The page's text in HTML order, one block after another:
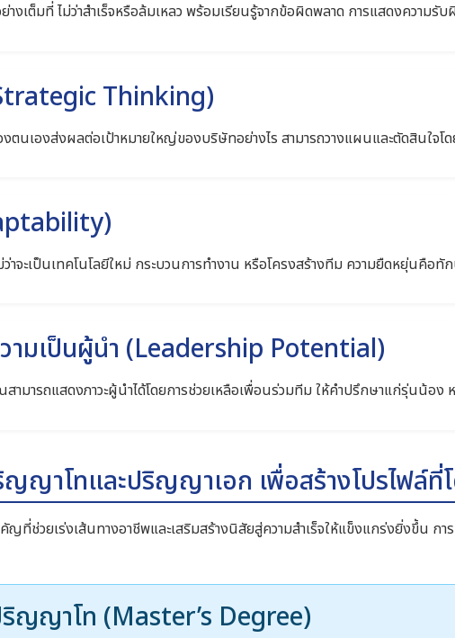
เต็มที่ ไม่ว่าสำเร็จหรือล้มเหลว พร้อมเรียนรู้จากข้อผิดพลาด การแสดงความรั
Thinking)
งตนเองส่งผลต่อเป้าหมายใหญ่ของบริษัทอย่างไร สามารถวางแผนและตัดสินใจโ
จะเป็นเทคโนโลยีใหม่ กระบวนการทำงาน หรือโครงสร้างทีม ความยืดหยุ่นคือ
มเป็นผู้นำ (Leadership Potential)
ามารถแสดงภาวะผู้นำได้โดยการช่วยเหลือเพื่อนร่วมทีม ให้คำปรึกษาแก่รุ่นน้อง
ญาโทและปริญญาเอก เพื่อสร้างโปรไฟล์ที่
ที่ช่วยเร่งเส้นทางอาชีพและเสริมสร้างนิสัยสู่ความสำเร็จให้แข็งแกร่งยิ่งขึ้น ก
ญญาโท (Master’s Degree)